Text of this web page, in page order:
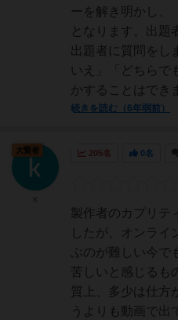
ーを解き明かし、
となります。出題
出題者に質問をし
いえ」「どちらで
かすることはでき
続きを読む（6年弱前）
205名 0名
製作者のカプリテ
したが、オンラ
ぶのが難しい今で
苦しいと感じるも
質上、多少は仕方
うよりも動画で出
大賢者